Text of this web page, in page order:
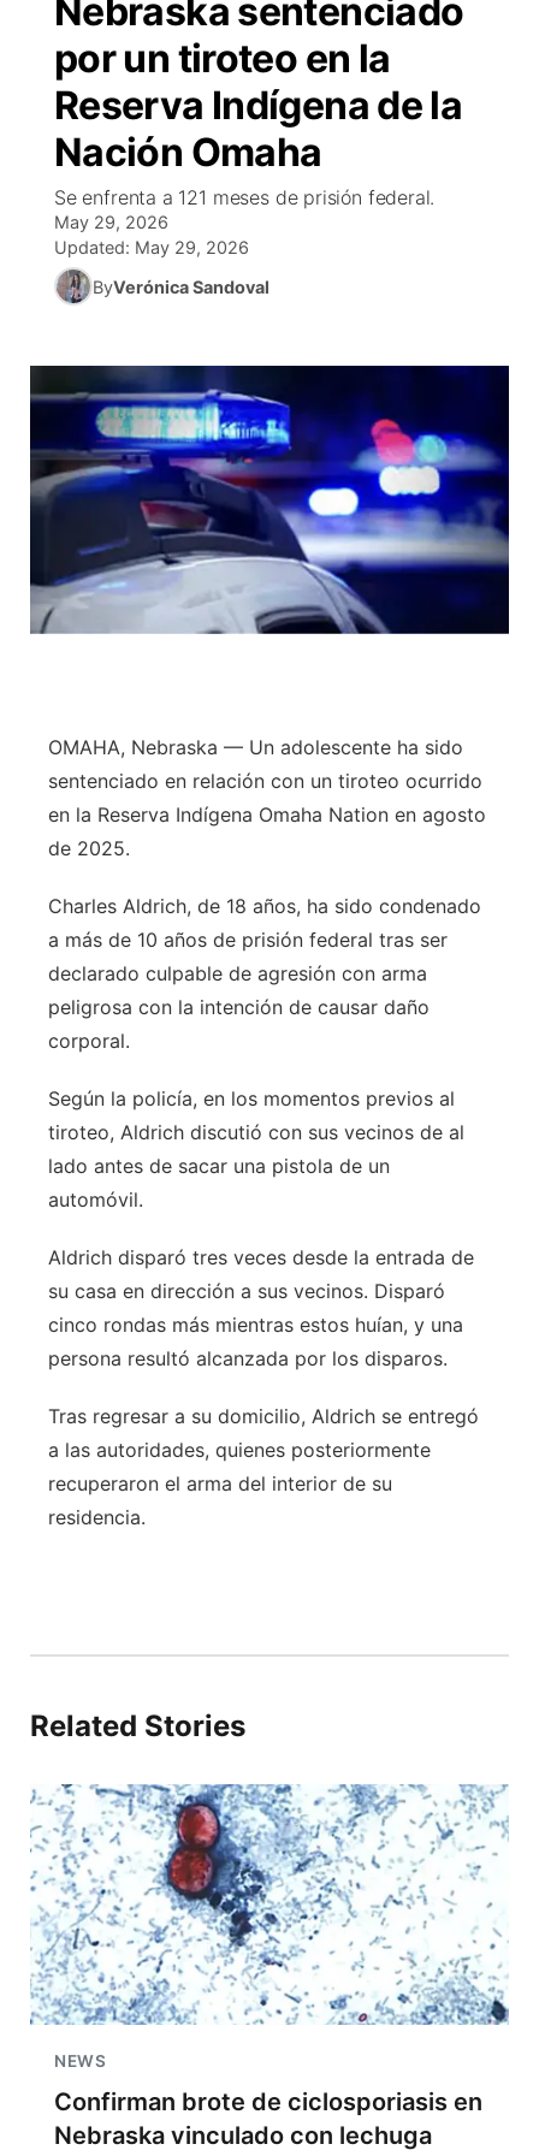
EEUU
Tiroteos
México
Internacional
Conflicto Rusia Ucrania
Deportes
Telemundo Noticias
Inmigración
Bienvenido al Fin de Semana
Reglas de Concursos
Tu Canal
Programcion
Veo Telemundo
El Tiempo
Cancelaciones
Contacto
Region: Central
Central
Este
Nebraska sentenciado
por un tiroteo en la
Reserva Indígena de la
Nación Omaha
Se enfrenta a 121 meses de prisión federal.
May 29, 2026
Updated: May 29, 2026
ByVerónica Sandoval
OMAHA, Nebraska — Un adolescente ha sido
sentenciado en relación con un tiroteo ocurrido
en la Reserva Indígena Omaha Nation en agosto
de 2025.
Charles Aldrich, de 18 años, ha sido condenado
a más de 10 años de prisión federal tras ser
declarado culpable de agresión con arma
peligrosa con la intención de causar daño
corporal.
Según la policía, en los momentos previos al
tiroteo, Aldrich discutió con sus vecinos de al
lado antes de sacar una pistola de un
automóvil.
Aldrich disparó tres veces desde la entrada de
su casa en dirección a sus vecinos. Disparó
cinco rondas más mientras estos huían, y una
persona resultó alcanzada por los disparos.
Tras regresar a su domicilio, Aldrich se entregó
a las autoridades, quienes posteriormente
recuperaron el arma del interior de su
residencia.
Related Stories
NEWS
Confirman brote de ciclosporiasis en
Nebraska vinculado con lechuga